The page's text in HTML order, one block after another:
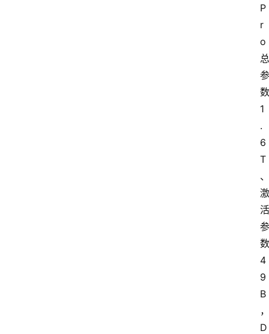
P
r
o
总
参
数
1
.
6
T
、
激
活
参
数
4
9
B
，
D